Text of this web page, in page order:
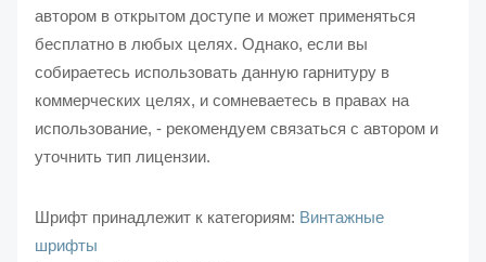
автором в открытом доступе и может применяться
бесплатно в любых целях. Однако, если вы
собираетесь использовать данную гарнитуру в
коммерческих целях, и сомневаетесь в правах на
использование, - рекомендуем связаться с автором и
уточнить тип лицензии.
Шрифт принадлежит к категориям: Винтажные
шрифты